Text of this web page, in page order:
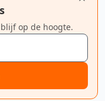
op de hoogte.